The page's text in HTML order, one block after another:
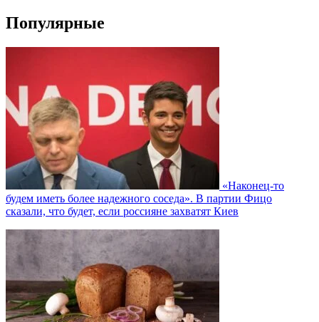
Популярные
«Наконец-то
будем иметь более надежного соседа». В партии Фицо
сказали, что будет, если россияне захватят Киев